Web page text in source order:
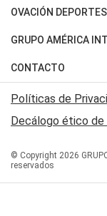
Política
Judiciales
Economia
Horóscopo
Motores
Trucos caseros
Series y Películas
Edictos y Solicitadas
OVACIÓN DEPORTES
Fútbol
Mundial
Automovilismo
Rugby
Básquet
GRUPO AMÉRICA
Canal 7 en Vivo
San Juan 8
CONTACTO
Acerca de Nosotros
Contactanos
Políticas de
Decálogo ético de
© Copyright 2026
reservados